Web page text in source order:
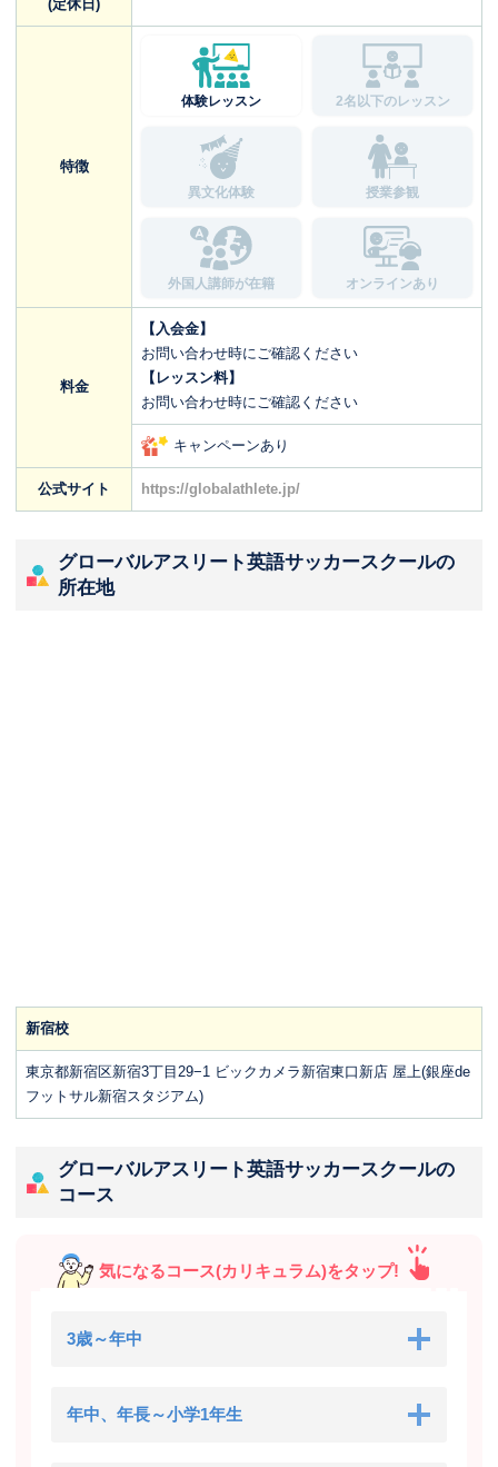
(定休日)
特徴
体験レッスン 2名以下のレッスン
異文化体験 授業参観
外国人講師が在籍 オンラインあり
料金
【入会金】
お問い合わせ時にご確認ください
【レッスン料】
お問い合わせ時にご確認ください
キャンペーンあり
公式サイト https://globalathlete.jp/
グローバルアスリート英語サッカースクールの
所在地
新宿校
東京都新宿区新宿3丁目29−1 ビックカメラ新宿東口新店 屋上(銀座de
フットサル新宿スタジアム)
グローバルアスリート英語サッカースクールの
コース
気になるコース(カリキュラム)をタップ!
3歳～年中
年中、年長～小学1年生